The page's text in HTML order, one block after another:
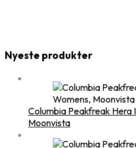
Nyeste produkter
Columbia Peakfreak Hera
Moonvista